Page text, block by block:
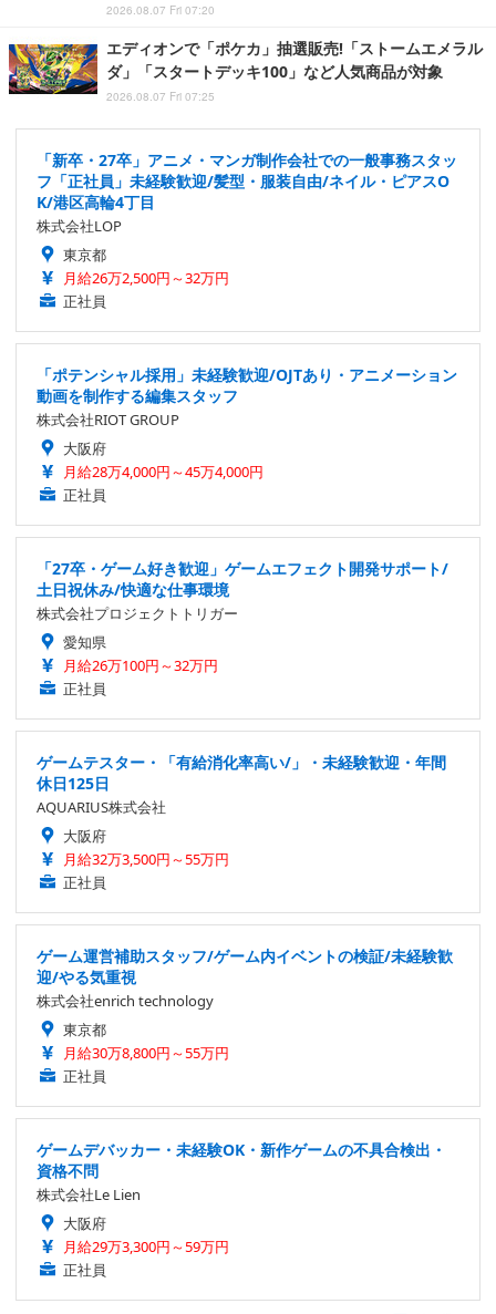
2026.08.07 Fri 07:20
エディオンで「ポケカ」抽選販売!「ストームエメラル
ダ」「スタートデッキ100」など人気商品が対象
2026.08.07 Fri 07:25
「新卒・27卒」アニメ・マンガ制作会社での一般事務スタッ
フ「正社員」未経験歓迎/髪型・服装自由/ネイル・ピアスO
K/港区高輪4丁目
株式会社LOP
東京都
月給26万2,500円～32万円
正社員
「ポテンシャル採用」未経験歓迎/OJTあり・アニメーション
動画を制作する編集スタッフ
株式会社RIOT GROUP
大阪府
月給28万4,000円～45万4,000円
正社員
「27卒・ゲーム好き歓迎」ゲームエフェクト開発サポート/
土日祝休み/快適な仕事環境
株式会社プロジェクトトリガー
愛知県
月給26万100円～32万円
正社員
ゲームテスター・「有給消化率高い/」・未経験歓迎・年間
休日125日
AQUARIUS株式会社
大阪府
月給32万3,500円～55万円
正社員
ゲーム運営補助スタッフ/ゲーム内イベントの検証/未経験歓
迎/やる気重視
株式会社enrich technology
東京都
月給30万8,800円～55万円
正社員
ゲームデバッカー・未経験OK・新作ゲームの不具合検出・
資格不問
株式会社Le Lien
大阪府
月給29万3,300円～59万円
正社員